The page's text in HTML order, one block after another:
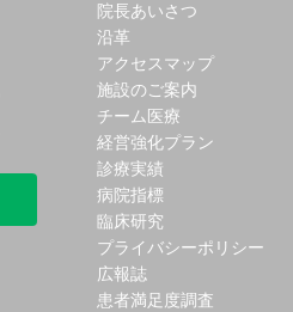
院長あいさつ
沿革
アクセスマップ
施設のご案内
チーム医療
経営強化プラン
診療実績
病院指標
臨床研究
プライバシーポリシー
広報誌
患者満足度調査